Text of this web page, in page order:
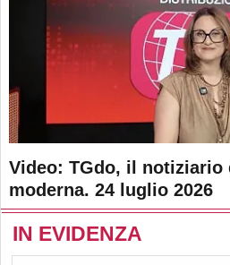
Video: TGdo, il
moderna. 24 luglio 2026
IN EVIDENZA